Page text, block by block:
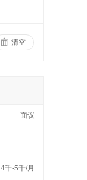
清空
面议
4千-5千/月